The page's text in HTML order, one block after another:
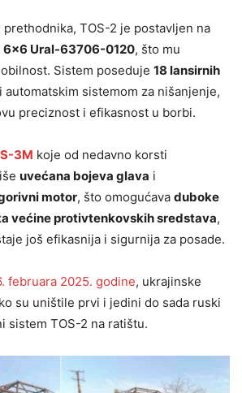
TOS-2 je postavljen na
6×6 Ural-63706-0120, što mu
Sistem poseduje 18 lansirnih
automatskim sistemom za nišanjenje,
preciznost i efikasnost u borbi.
3M koje od nedavno korsti
uvećana bojeva glava i
motor, što omogućava duboke
većine protivtenkovskih sredstava,
još efikasnija i sigurnija za posade.
februara 2025. godine, ukrajinske
su uništile prvi i jedini do sada ruski
sistem TOS-2 na ratištu.